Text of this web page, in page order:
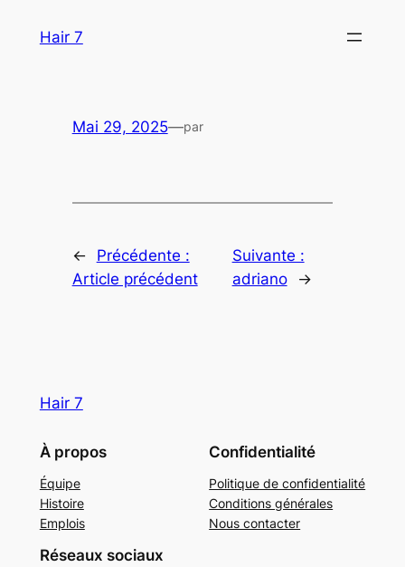
Hair 7
Mai 29, 2025—par
←
Précédente :
Article précédent
Suivante :
adriano
→
Hair 7
À propos
Équipe
Histoire
Emplois
Confidentialité
Politique de confidentialité
Conditions générales
Nous contacter
Réseaux sociaux